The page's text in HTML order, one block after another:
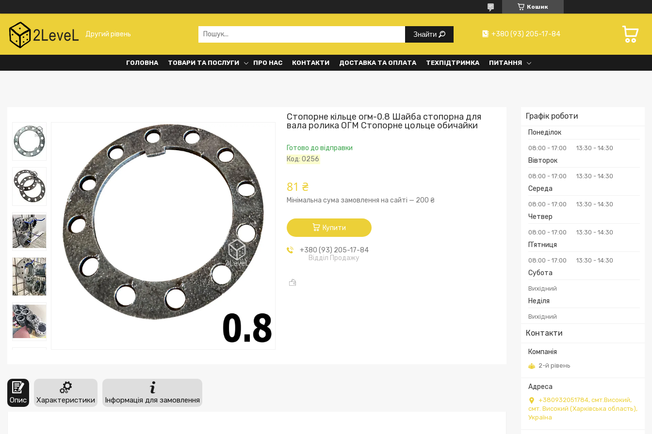
Кошик
Другий рівень Знайти +380 (93) 205-17-84
ГОЛОВНА ТОВАРИ ТА ПОСЛУГИ ПРО НАС КОНТАКТИ ДОСТАВКА ТА ОПЛАТА ТЕХПІДТРИМКА ПИТАННЯ
Графік роботи
Понеділок
08:00 17:00 13:30 14:30
Вівторок
08:00 17:00 13:30 14:30
Середа
08:00 17:00 13:30 14:30
Четвер
08:00 17:00 13:30 14:30
Пʼятниця
08:00 17:00 13:30 14:30
Субота
Вихідний
Неділя
Вихідний
Контакти
2-й рівень
+380932051784, смт.Високий,
смт. Високий (Харківська область),
Україна
Стопорне кільце огм-0.8 Шайба стопорна для
вала ролика ОГМ Стопорне цольце обичайки
Готово до відправки
Код:0256
81 ₴
Мінімальна сума замовлення на сайті — 200 ₴
Купити
+380 (93) 205-17-84
Відділ Продажу
Опис Характеристики Інформація для замовлення